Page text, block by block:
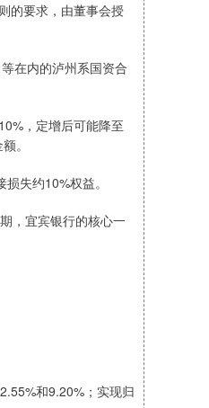
的要求，由董事会授
在内的泸州系国资合
，定增后可能降至
。
失约10%权益。
，宜宾银行的核心一
和9.20%；实现归